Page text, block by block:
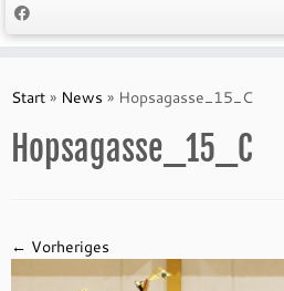
Start » News » Hopsagasse_15_C
Hopsagasse_15_C
← Vorheriges